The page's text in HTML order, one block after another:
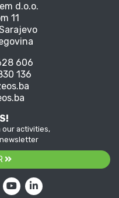
d.o.o.
11
606
136
our activities,